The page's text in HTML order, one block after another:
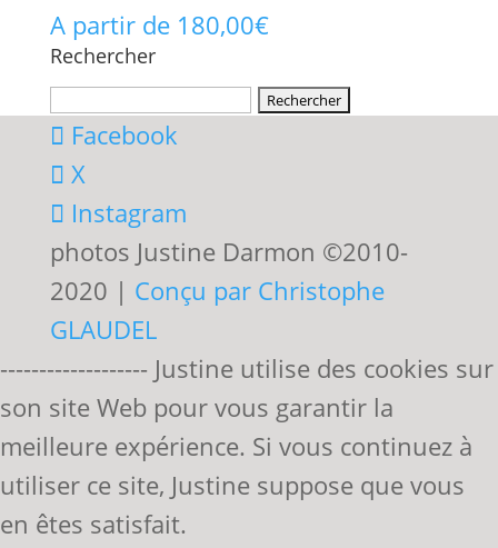
A partir de 180,00€
Rechercher
Rechercher :
Facebook
X
Instagram
photos Justine Darmon ©2010-
2020 | Conçu par Christophe
GLAUDEL
------------------- Justine utilise des cookies sur
son site Web pour vous garantir la
meilleure expérience. Si vous continuez à
utiliser ce site, Justine suppose que vous
en êtes satisfait.